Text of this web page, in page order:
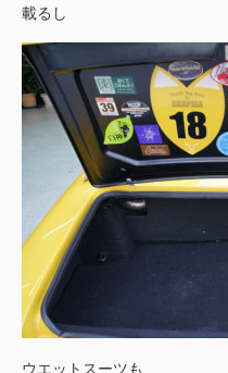
載るし
ウエットスーツも